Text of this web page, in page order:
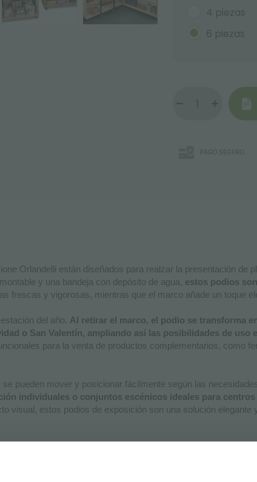
4 piezas
6 piezas
PAGO SEGURO
Orlandelli están diseñados para realzar la presentación de
y una bandeja con depósito de agua, estos podios
frescas y vigorosas, mientras que el marco añade un toque
del año. Al retirar el marco, el podio se transforma
o San Valentín, ampliando así las posibilidades de uso
para la venta de productos complementarios, como
pueden mover y posicionar fácilmente según las
individuales o conjuntos escénicos ideales para
visual, estos podios de exposición son una solución